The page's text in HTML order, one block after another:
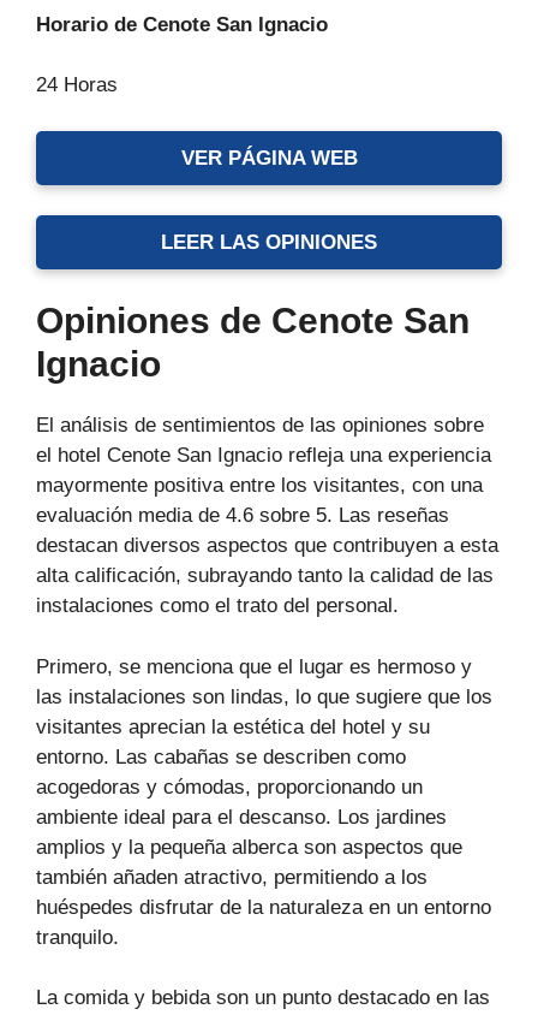
Horario de Cenote San Ignacio
24 Horas
VER PÁGINA WEB
LEER LAS OPINIONES
Opiniones de Cenote San
Ignacio
El análisis de sentimientos de las opiniones sobre
el hotel Cenote San Ignacio refleja una experiencia
mayormente positiva entre los visitantes, con una
evaluación media de 4.6 sobre 5. Las reseñas
destacan diversos aspectos que contribuyen a esta
alta calificación, subrayando tanto la calidad de las
instalaciones como el trato del personal.
Primero, se menciona que el lugar es hermoso y
las instalaciones son lindas, lo que sugiere que los
visitantes aprecian la estética del hotel y su
entorno. Las cabañas se describen como
acogedoras y cómodas, proporcionando un
ambiente ideal para el descanso. Los jardines
amplios y la pequeña alberca son aspectos que
también añaden atractivo, permitiendo a los
huéspedes disfrutar de la naturaleza en un entorno
tranquilo.
La comida y bebida son un punto destacado en las